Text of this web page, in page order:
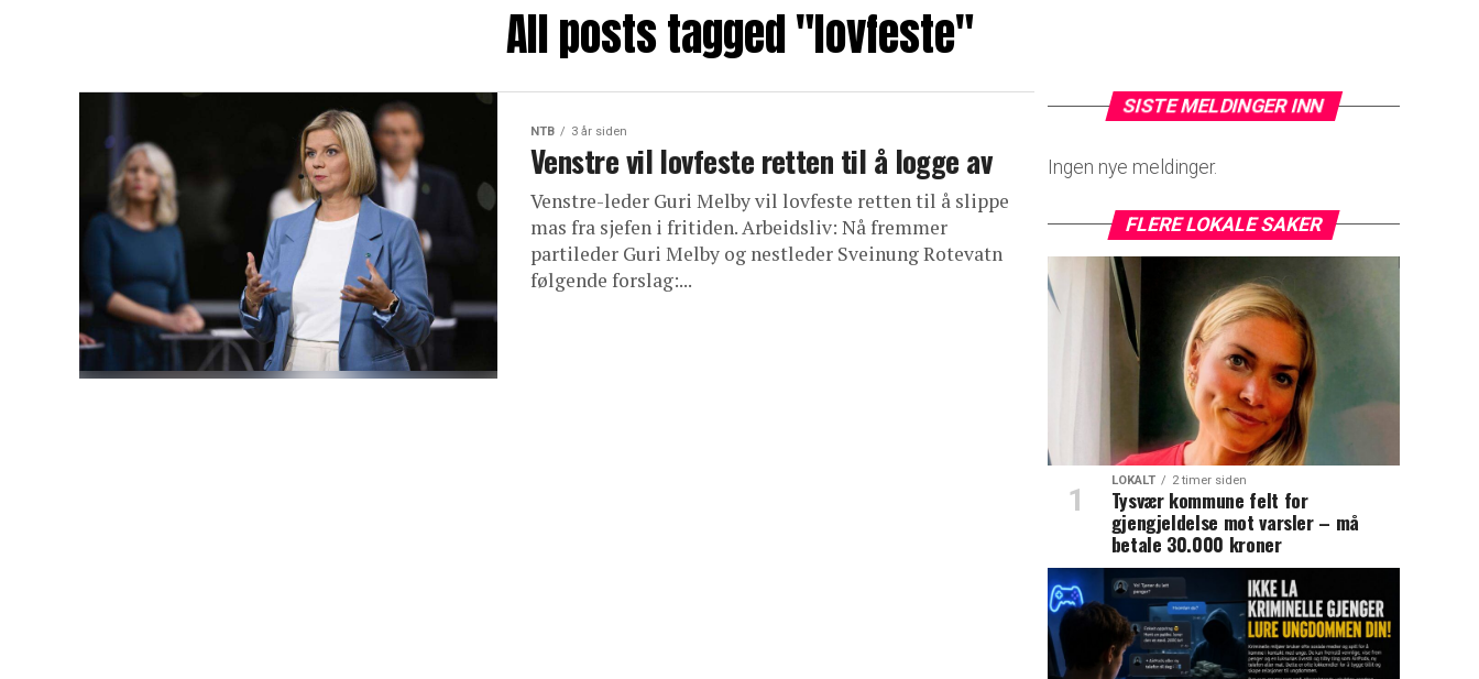
All posts tagged "lovfeste"
NTB 3 år siden
Venstre vil lovfeste retten til å logge av
Venstre-leder Guri Melby vil lovfeste retten til å slippe
mas fra sjefen i fritiden. Arbeidsliv: Nå fremmer
partileder Guri Melby og nestleder Sveinung Rotevatn
følgende forslag:...
SISTE MELDINGER INN
Ingen nye meldinger.
FLERE LOKALE SAKER
LOKALT 2 timer siden
Tysvær kommune felt for
gjengjeldelse mot varsler – må
betale 30.000 kroner